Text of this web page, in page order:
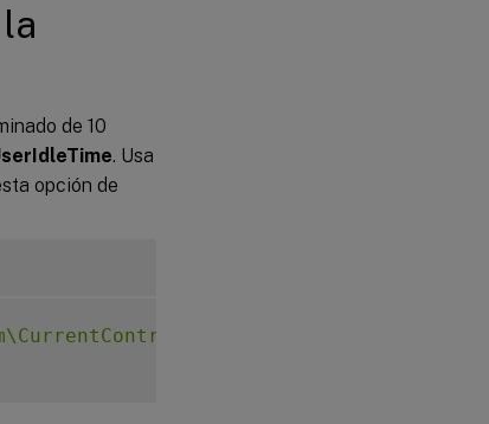
de 10
. Usa
opción de